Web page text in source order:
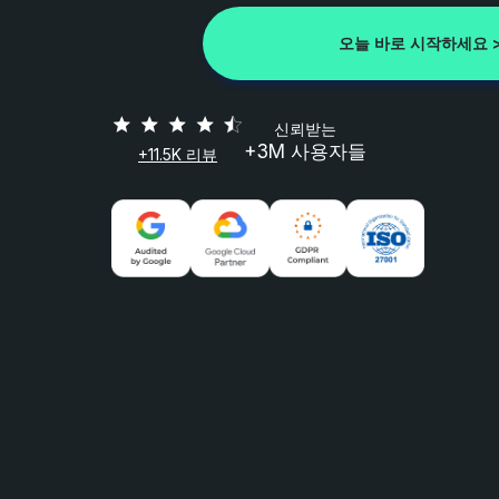
오늘 바로 시작하세요
+11.5K 리뷰
신뢰받는
+3M 사용자들